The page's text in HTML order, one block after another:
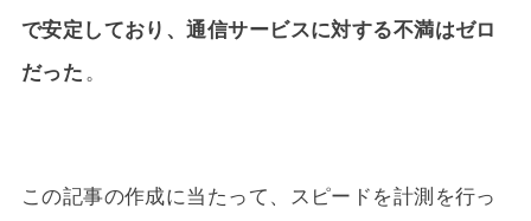
で安定しており、通信サービスに対する不満はゼロ
だった 。
この記事の作成に当たって、スピードを計測を行っ